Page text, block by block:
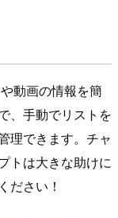
動画の情報を簡
、手動でリストを
理できます。チャ
トは大きな助けに
ださい！